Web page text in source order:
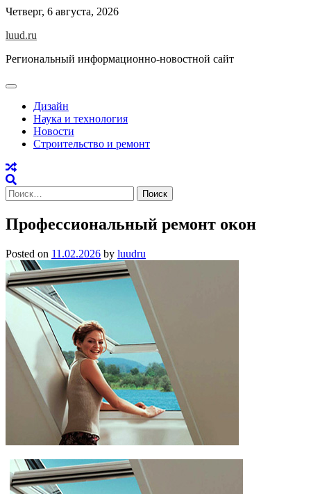
Skip
content
Четверг, 6 августа, 2026
luud.ru
Региональный информационно-новостной сайт
Дизайн
Наука и технология
Новости
Строительство и ремонт
Найти:
Профессиональный ремонт окон
Posted on 11.02.2026 by luudru